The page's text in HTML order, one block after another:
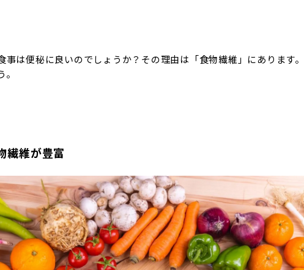
は便秘に良いのでしょうか？その理由は「食物繊維」にあります。
繊維が豊富